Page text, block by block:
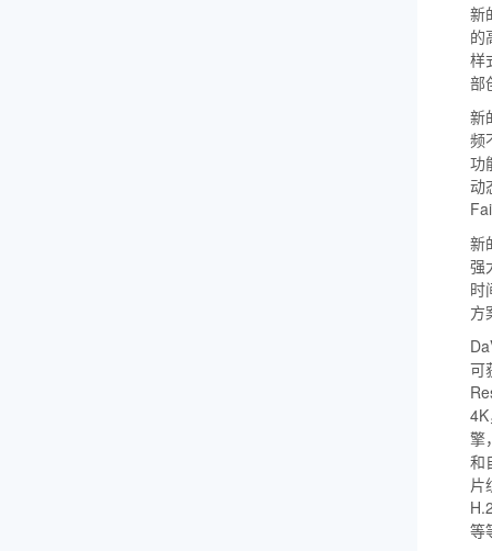
新
的
样
部
新
频
功
动
新
强
时
方
可
擎
和
片
等